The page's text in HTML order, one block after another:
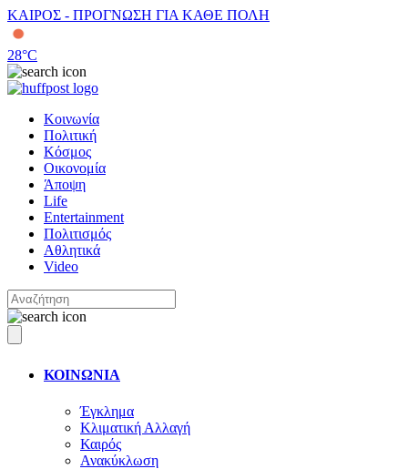
ΚΑΙΡΟΣ - ΠΡΟΓΝΩΣΗ ΓΙΑ ΚΑΘΕ ΠΟΛΗ
28°C
Κοινωνία
Πολιτική
Κόσμος
Οικονομία
Άποψη
Life
Entertainment
Πολιτισμός
Αθλητικά
Video
ΚΟΙΝΩΝΙΑ
Έγκλημα
Κλιματική Αλλαγή
Καιρός
Ανακύκλωση